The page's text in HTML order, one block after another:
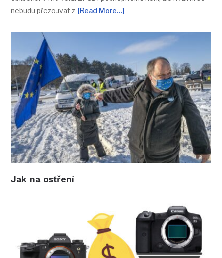
nebudu přezouvat z [Read More…]
Jak na ostření